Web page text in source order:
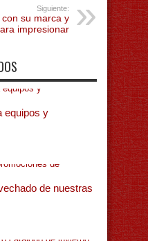
Siguiente:
su marca y
impresionar
equipos y
de nuestras